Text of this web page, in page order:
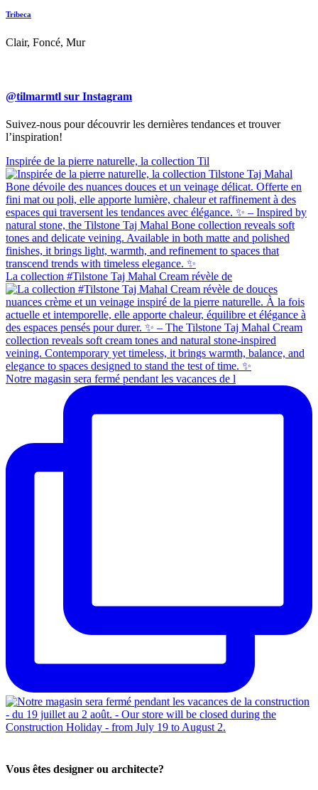
Tribeca
Clair, Foncé, Mur
@tilmarmtl sur Instagram
Suivez-nous pour découvrir les dernières tendances et trouver
l’inspiration!
Inspirée de la pierre naturelle, la collection Til
La collection #Tilstone Taj Mahal Cream révèle de
Notre magasin sera fermé pendant les vacances de l
Vous êtes designer ou architecte?